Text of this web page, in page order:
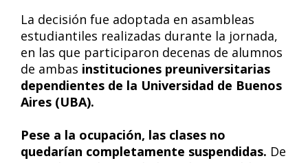
La decisión fue adoptada en asambleas
estudiantiles realizadas durante la jornada,
en las que participaron decenas de alumnos
de ambas instituciones preuniversitarias
dependientes de la Universidad de Buenos
Aires (UBA).
Pese a la ocupación, las clases no
quedarían completamente suspendidas. De